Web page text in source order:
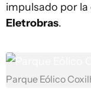
impulsado por
Eletrobras.
Parque Eólico